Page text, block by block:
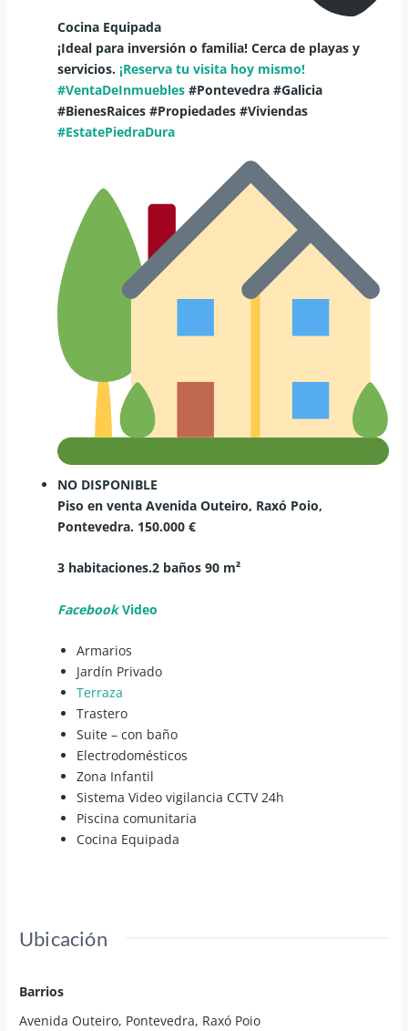
Cocina Equipada
¡Ideal para inversión o familia! Cerca de playas y
servicios. ¡Reserva tu visita hoy mismo!
#VentaDeInmuebles #Pontevedra #Galicia
#BienesRaices #Propiedades #Viviendas
#EstatePiedraDura
NO DISPONIBLE
Piso en venta Avenida Outeiro, Raxó Poio,
Pontevedra. 150.000 €
3 habitaciones.2 baños 90 m²
FacebookVideo
Armarios
Jardín Privado
Terraza
Trastero
Suite – con baño
Electrodomésticos
Zona Infantil
Sistema Video vigilancia CCTV 24h
Piscina comunitaria
Cocina Equipada
Ubicación
Barrios
Avenida Outeiro, Pontevedra, Raxó Poio